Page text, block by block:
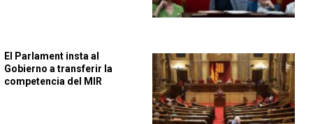
El Parlament insta al
Gobierno a transferir la
competencia del MIR